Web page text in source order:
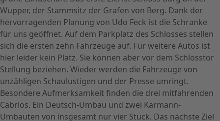
Wupper, der Stammsitz der Grafen von Berg. Dank der
hervorragenden Planung von Udo Feck ist die Schranke
für uns geöffnet. Auf dem Parkplatz des Schlosses stellen
sich die ersten zehn Fahrzeuge auf. Für weitere Autos ist
hier leider kein Platz. Sie können aber vor dem Schlosstor
Stellung beziehen. Wieder werden die Fahrzeuge von
unzähligen Schaulustigen und der Presse umringt.
Besondere Aufmerksamkeit finden die drei mitfahrenden
Cabrios. Ein Deutsch-Umbau und zwei Karmann-
Umbauten von insgesamt nur vier Stück. Das nächste Ziel